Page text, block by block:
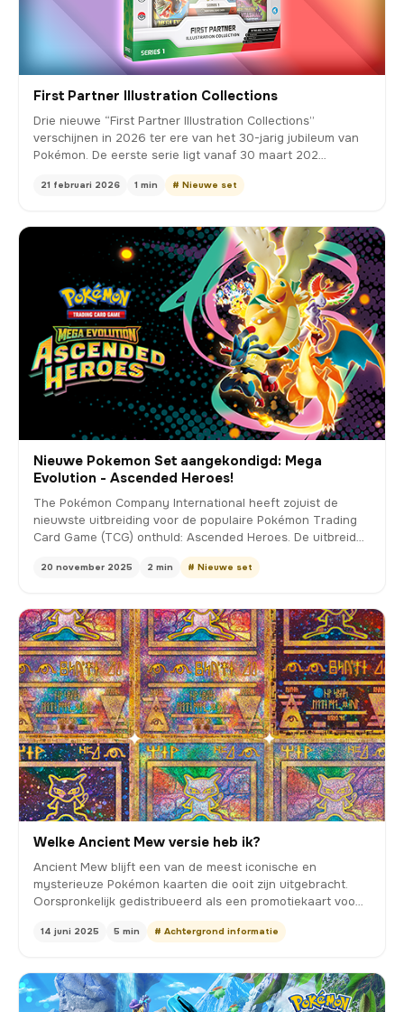
First Partner Illustration Collections
Drie nieuwe “First Partner Illustration Collections”
verschijnen in 2026 ter ere van het 30-jarig jubileum van
Pokémon. De eerste serie ligt vanaf 30 maart 202…
21 februari 2026 1 min # Nieuwe set
Nieuwe Pokemon Set aangekondigd: Mega
Evolution - Ascended Heroes!
The Pokémon Company International heeft zojuist de
nieuwste uitbreiding voor de populaire Pokémon Trading
Card Game (TCG) onthuld: Ascended Heroes. De uitbreid…
20 november 2025 2 min # Nieuwe set
Welke Ancient Mew versie heb ik?
Ancient Mew blijft een van de meest iconische en
mysterieuze Pokémon kaarten die ooit zijn uitgebracht.
Oorspronkelijk gedistribueerd als een promotiekaart voo…
14 juni 2025 5 min # Achtergrond informatie